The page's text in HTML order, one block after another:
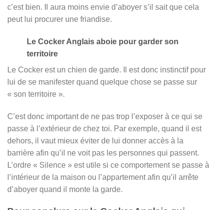
c’est bien. Il aura moins envie d’aboyer s’il sait que cela
peut lui procurer une friandise.
Le Cocker Anglais aboie pour garder son
territoire
Le Cocker est un chien de garde. Il est donc instinctif pour
lui de se manifester quand quelque chose se passe sur
« son territoire ».
C’est donc important de ne pas trop l’exposer à ce qui se
passe à l’extérieur de chez toi. Par exemple, quand il est
dehors, il vaut mieux éviter de lui donner accès à la
barrière afin qu’il ne voit pas les personnes qui passent.
L’ordre « Silence » est utile si ce comportement se passe à
l’intérieur de la maison ou l’appartement afin qu’il arrête
d’aboyer quand il monte la garde.